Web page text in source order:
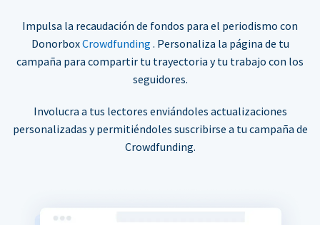
Impulsa la recaudación de fondos para el periodismo con
DonorboxCrowdfunding . Personaliza la página de tu
campaña para compartir tu trayectoria y tu trabajo con los
seguidores.
Involucra a tus lectores enviándoles actualizaciones
personalizadas y permitiéndoles suscribirse a tu campaña de
Crowdfunding.